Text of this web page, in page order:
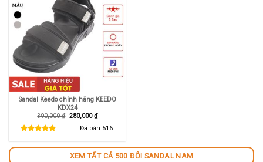
Sandal Keedo chính hãng KEEDO
KDX24
390,000₫ Giá
280,000₫Giá
hiện
tại
Đã bán 516
XEM TẤT CẢ 500 ĐÔI SANDAL NAM